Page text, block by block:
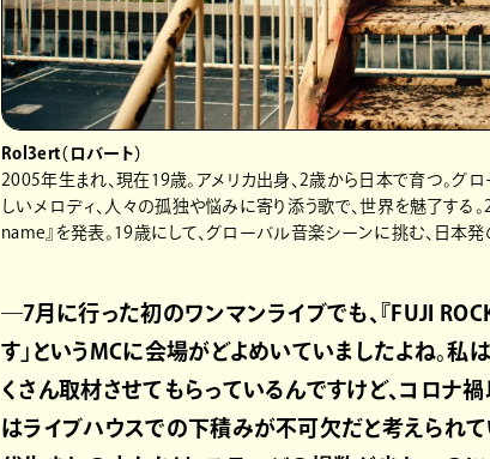
Rol3ert（ロバート）
2005年生まれ、現在19歳。アメリカ出身、2歳から日本で育つ。グ
しいメロディ、人々の孤独や悩みに寄り添う歌で、世界を魅了する
name』を発表。19歳にして、グローバル音楽シーンに挑む、日本
―7月に行った初のワンマンライブでも、『FUJI
す」というMCに会場がどよめいていましたよね。
くさん取材させてもらっているんですけど、コロナ
はライブハウスでの下積みが不可欠だと考えられ